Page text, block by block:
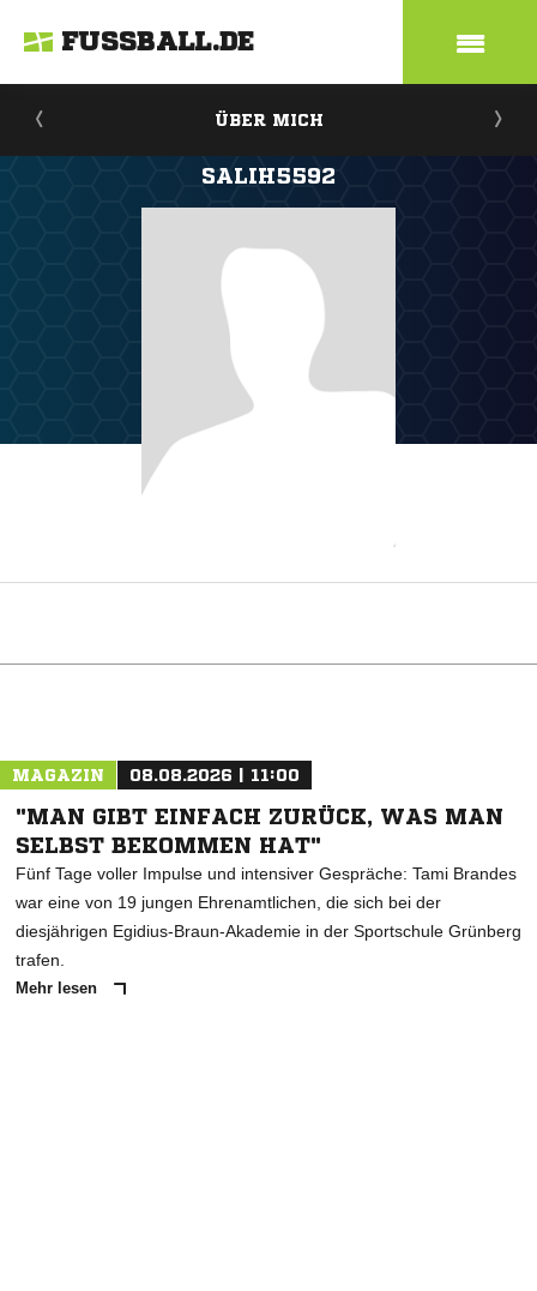
FUSSBALL.DE
ÜBER MICH
SALIH5592
MAGAZIN 08.08.2026 | 11:00
"MAN GIBT EINFACH ZURÜCK, WAS MAN
SELBST BEKOMMEN HAT"
Fünf Tage voller Impulse und intensiver Gespräche: Tami Brandes
war eine von 19 jungen Ehrenamtlichen, die sich bei der
diesjährigen Egidius-Braun-Akademie in der Sportschule Grünberg
trafen.
Mehr lesen